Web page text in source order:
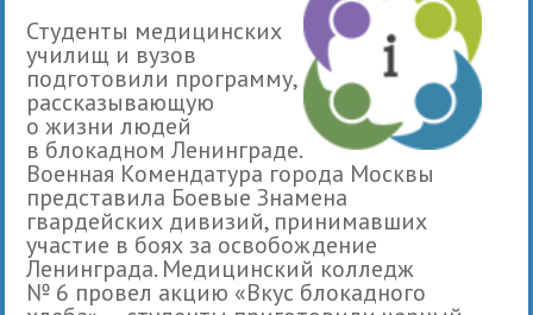
Студенты медицинских
училищ и вузов
подготовили программу,
рассказывающую
о жизни людей
в блокадном Ленинграде.
Военная Комендатура города Москвы
представила Боевые Знамена
гвардейских дивизий, принимавших
участие в боях за освобождение
Ленинграда. Медицинский колледж
№ 6 провел акцию «Вкус блокадного